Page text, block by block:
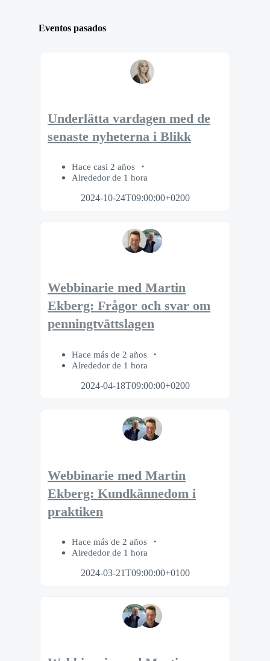
Eventos pasados
Underlätta vardagen med de
senaste nyheterna i Blikk
Hace casi 2 años
Alrededor de 1 hora
2024-10-24T09:00:00+0200
Webbinarie med Martin
Ekberg: Frågor och svar om
penningtvättslagen
Hace más de 2 años
Alrededor de 1 hora
2024-04-18T09:00:00+0200
Webbinarie med Martin
Ekberg: Kundkännedom i
praktiken
Hace más de 2 años
Alrededor de 1 hora
2024-03-21T09:00:00+0100